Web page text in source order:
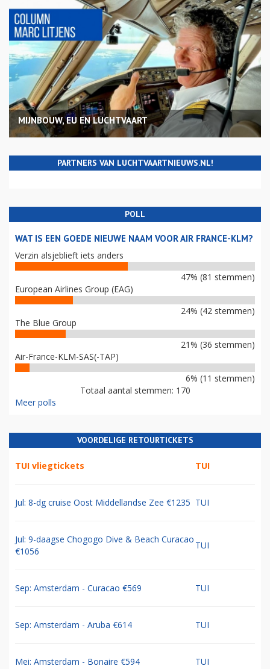
MIJNBOUW, EU EN LUCHTVAART
PARTNERS VAN LUCHTVAARTNIEUWS.NL!
POLL
WAT IS EEN GOEDE NIEUWE NAAM VOOR AIR FRANCE-KLM?
Verzin alsjeblieft iets anders
47% (81 stemmen)
European Airlines Group (EAG)
24% (42 stemmen)
The Blue Group
21% (36 stemmen)
Air-France-KLM-SAS(-TAP)
6% (11 stemmen)
Totaal aantal stemmen: 170
Meer polls
VOORDELIGE RETOURTICKETS
TUI vliegtickets TUI
Jul: 8-dg cruise Oost Middellandse Zee €1235 TUI
Jul: 9-daagse Chogogo Dive & Beach Curacao
€1056
TUI
Sep: Amsterdam - Curacao €569 TUI
Sep: Amsterdam - Aruba €614 TUI
Mei: Amsterdam - Bonaire €594 TUI